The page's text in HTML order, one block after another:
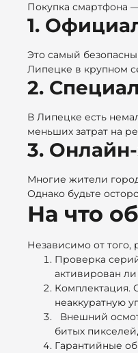
Покупка смартфона
1.
Это самый
Липецке в крупном
2.
В Липецке есть
меньших затрат на
3.
Многие жители
Однако будьте
На что
Независимо от того,
Проверка
активирован
Комплектация.
неаккуратную
Внешний
битых
Гарантийные